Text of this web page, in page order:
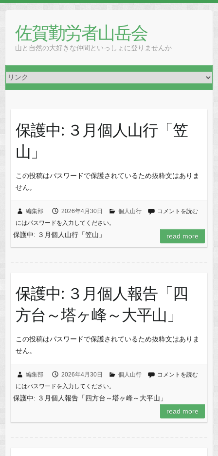
content佐賀勤労者山岳会
山と自然の大好きな仲間といっしょに登りませんか
保護中: ３月個人山行「笠
山」
この投稿はパスワードで保護されているため抜粋文はありま
せん。
編集部 2026年4月30日 個人山行
コメントを読む
にはパスワードを入力してください。
保護中: ３月個人山行「笠山」 read more
保護中: ３月個人報告「四
方台～塔ヶ峰～大平山」
この投稿はパスワードで保護されているため抜粋文はありま
せん。
編集部 2026年4月30日 個人山行
コメントを読む
にはパスワードを入力してください。
保護中: ３月個人報告「四方台～塔ヶ峰～大平山」
read more